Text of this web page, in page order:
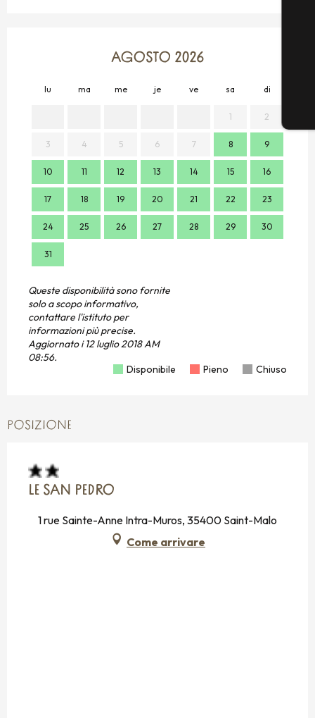
AGOSTO 2026
lu ma me je ve sa di
1 2
3 4 5 6 7 8 9
10 11 12 13 14 15 16
17 18 19 20 21 22 23
24 25 26 27 28 29 30
31
Queste disponibilità sono fornite
solo a scopo informativo,
contattare l'istituto per
informazioni più precise.
Aggiornato i12 luglio 2018 AM
08:56.
Disponibile
Pieno Chiuso
POSIZIONE
LE SAN PEDRO
1 rue Sainte-Anne Intra-Muros, 35400 Saint-Malo
Come arrivare